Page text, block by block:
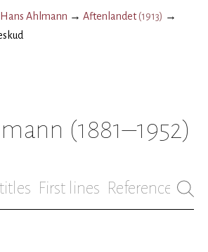
Hans Ahlmann → Aftenlandet(1913) →
(1881–1952)
First lines References